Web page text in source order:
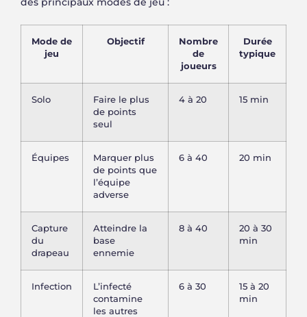
Mode de
jeu
Objectif
Nombre
de
joueurs
Durée
typique
Solo
Faire le plus
de points
seul
4 à 20 15 min
Équipes
Marquer plus
de points que
l’équipe
adverse
6 à 40 20 min
Capture
du
drapeau
Atteindre la
base
ennemie
8 à 40
20 à 30
min
Infection
L’infecté
contamine
les autres
6 à 30
15 à 20
min